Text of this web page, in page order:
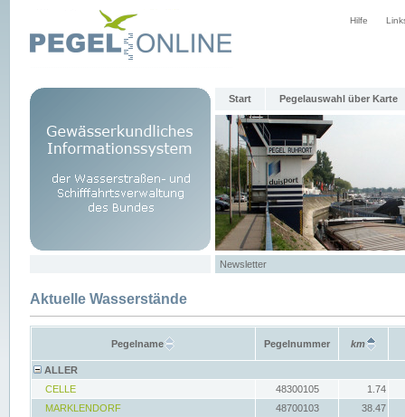
Hilfe
Start Pegelauswahl über Karte
Newsletter
Aktuelle Wasserstände
Pegelname Pegelnummer km
ALLER
CELLE
48300105
1.74
MARKLENDORF
48700103
38.47